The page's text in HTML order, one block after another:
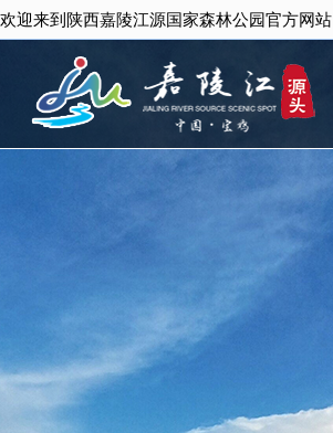
欢迎来到陕西嘉陵江源国家森林公园官方网站